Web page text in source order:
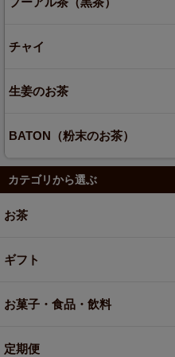
チャイ
生姜のお茶
BATON（粉末のお茶）
カテゴリから選ぶ
お茶
ギフト
お菓子・食品・飲料
定期便